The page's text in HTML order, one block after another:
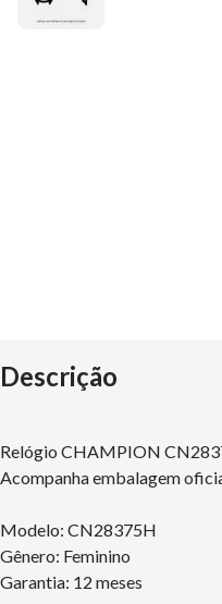
Descrição
Relógio CHAMPION
Acompanha embalagem
Modelo: CN28375H
Gênero: Feminino
Garantia: 12 meses